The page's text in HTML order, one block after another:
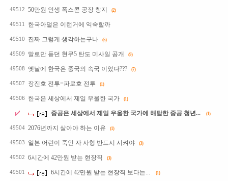
49512 50만원 인생 폭스콘 공장 창지 (2)
49511 한국아덜은 이런거에 익숙할까
49510 진짜 그렇게 생각하는구나 (5)
49509 말로만 듣던 현무5 탄도 미사일 공개 (9)
49508 옛날에 한국은 중국의 속국 이었다??? (7)
49507 장진호 전투=파로호 전투 (1)
49506 한국은 세상에서 제일 우울한 국가 (1)
중공은 세상에서 제일 우울한 국가에 해탈한 중공 청년... (1)
49504 2076년까지 살아야 하는 이유 (1)
49503 일본 어린이 죽인 자 사형 반드시 시켜야 (3)
49502 6시간에 42만원 받는 현장직 (3)
49501 6시간에 42만원 받는 현장직 보다는... (1)